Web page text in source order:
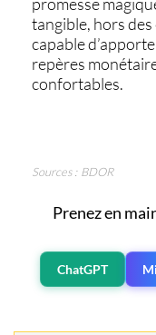
tangible, hors
capable
repères
confortables.
Sources : BDOR
Prenez en
ChatGPT